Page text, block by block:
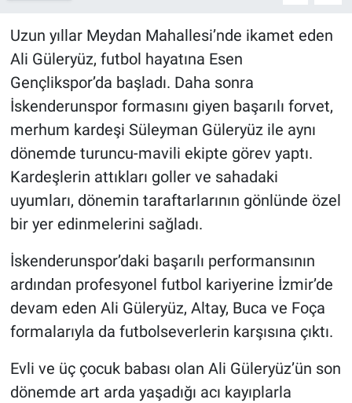
Uzun yıllar Meydan Mahallesi’nde ikamet eden
Ali Güleryüz, futbol hayatına Esen
Gençlikspor’da başladı. Daha sonra
İskenderunspor formasını giyen başarılı forvet,
merhum kardeşi Süleyman Güleryüz ile aynı
dönemde turuncu-mavili ekipte görev yaptı.
Kardeşlerin attıkları goller ve sahadaki
uyumları, dönemin taraftarlarının gönlünde özel
bir yer edinmelerini sağladı.
İskenderunspor’daki başarılı performansının
ardından profesyonel futbol kariyerine İzmir’de
devam eden Ali Güleryüz, Altay, Buca ve Foça
formalarıyla da futbolseverlerin karşısına çıktı.
Evli ve üç çocuk babası olan Ali Güleryüz’ün son
dönemde art arda yaşadığı acı kayıplarla